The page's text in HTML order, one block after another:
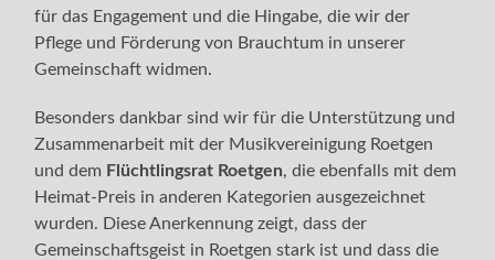
für das Engagement und die Hingabe, die wir der
Pflege und Förderung von Brauchtum in unserer
Gemeinschaft widmen.
Besonders dankbar sind wir für die Unterstützung und
Zusammenarbeit mit der Musikvereinigung Roetgen
und dem Flüchtlingsrat Roetgen, die ebenfalls mit dem
Heimat-Preis in anderen Kategorien ausgezeichnet
wurden. Diese Anerkennung zeigt, dass der
Gemeinschaftsgeist in Roetgen stark ist und dass die